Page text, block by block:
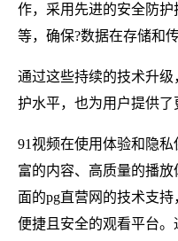
作，采用先进的安全防
等，确保?数据在存储和
通过这些持续的技术升
护水平，也为用户提供了
91视频在使用体验和隐
富的内容、高质量的播
面的pg直营网的技术支持
便捷且安全的观看平台